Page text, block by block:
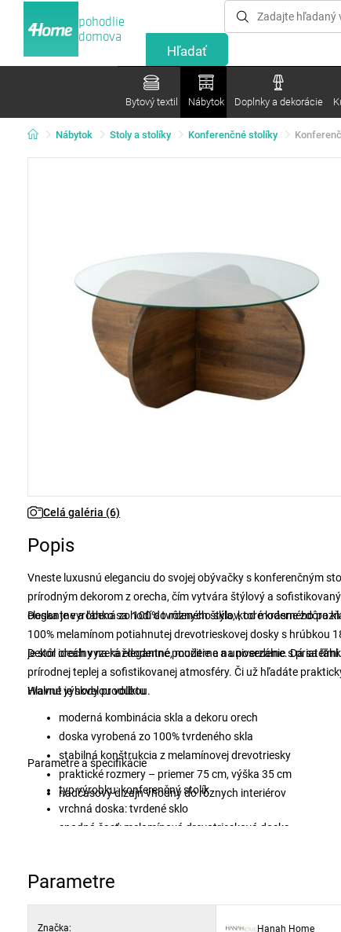
pohodlie
domova
Bytový textil Nábytok Doplnky a dekorácie
Nábytok Stoly a stolíky Konferenčné stolíky
Celá galéria (6)
Popis
Vneste luxusnú eleganciu do svojej obývačky s konferenčným
prírodným dekorom z orecha, čím vytvára štýlový a
elegantne a ľahko sa hodí do rôznych štýlov, od moderného po
Doska je vyrobená zo 100% tvrdeného skla, ktoré krásne
100% melamínom potiahnutej drevotrieskovej dosky s hrúbkou
je stôl ideálny na každodenné použitie a na posedenie s priateľmi.
Dekor orech vyzerá elegantne, moderne a univerzálne. Dá sa
prírodnej teplej a sofistikovanej atmosféry. Či už hľadáte
Walnut je skvelou voľbou.
Hlavné výhody produktu
moderná kombinácia skla a dekoru orech
doska vyrobená zo 100% tvrdeného skla
stabilná konštrukcia z melamínovej drevotriesky
praktické rozmery – priemer 75 cm, výška 35 cm
nadčasový dizajn vhodný do rôznych interiérov
Parametre a špecifikácie
typ výrobku: konferenčný stolík
vrchná doska: tvrdené sklo
spodná časť: melamínová drevotriesková doska
Parametre
Značka: Hanah Home